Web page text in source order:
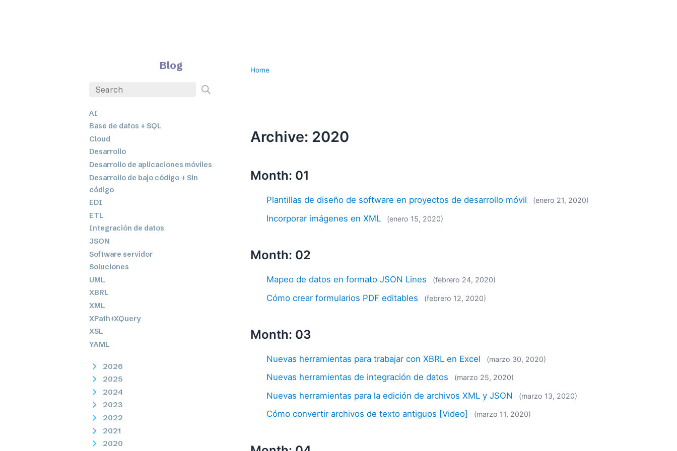
Blog
AI
Base de datos + SQL
Cloud
Desarrollo
Desarrollo de aplicaciones móviles
Desarrollo de bajo código + Sin
código
EDI
ETL
Integración de datos
JSON
Software servidor
Soluciones
UML
XBRL
XML
XPath+XQuery
XSL
YAML
2026
2025
2024
2023
2022
2021
2020
Home
Archive: 2020
Month: 01
Plantillas de diseño de software en proyectos de desarrollo móvil (enero 21, 2020)
Incorporar imágenes en XML (enero 15, 2020)
Month: 02
Mapeo de datos en formato JSON Lines (febrero 24, 2020)
Cómo crear formularios PDF editables (febrero 12, 2020)
Month: 03
Nuevas herramientas para trabajar con XBRL en Excel (marzo 30, 2020)
Nuevas herramientas de integración de datos (marzo 25, 2020)
Nuevas herramientas para la edición de archivos XML y JSON (marzo 13, 2020)
Cómo convertir archivos de texto antiguos [Video] (marzo 11, 2020)